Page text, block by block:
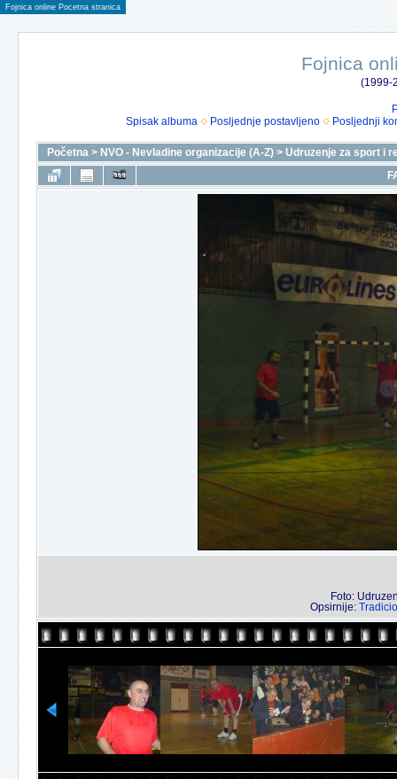
Fojnica online Pocetna stranica
Fojnica
(1999-
Spisak albuma
Posljednje postavljeno Posljednji
Početna > NVO - Nevladine organizacije (A-Z) > Udruzenje za sport i
Foto:
Opsirnije: